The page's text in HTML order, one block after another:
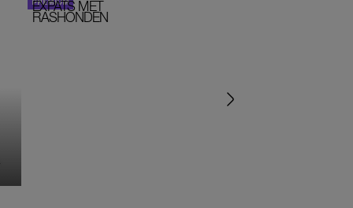
EXPATS MET
RASHONDEN